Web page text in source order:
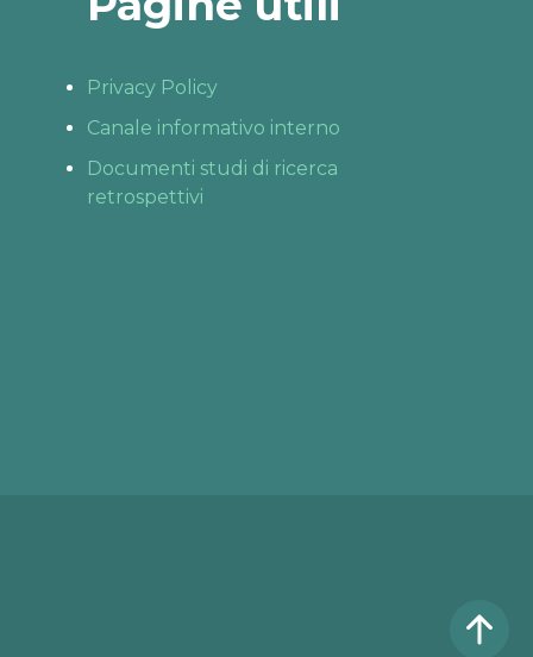
Privacy Policy
Canale informativo interno
Documenti studi di ricerca
retrospettivi
L’estate è il momento
perfetto per dar vita ai tuoi